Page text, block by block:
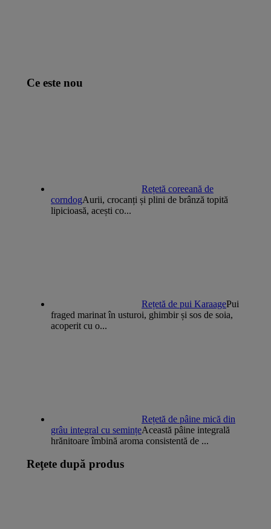
Ce este nou
Rețetă coreeană de
corndogAurii, crocanți și plini de brânză topită
lipicioasă, acești co...
Rețetă de pui KaraagePui
fraged marinat în usturoi, ghimbir și sos de soia,
acoperit cu o...
Rețetă de pâine mică din
grâu integral cu semințeAceastă pâine integrală
hrănitoare îmbină aroma consistentă de ...
Reţete după produs